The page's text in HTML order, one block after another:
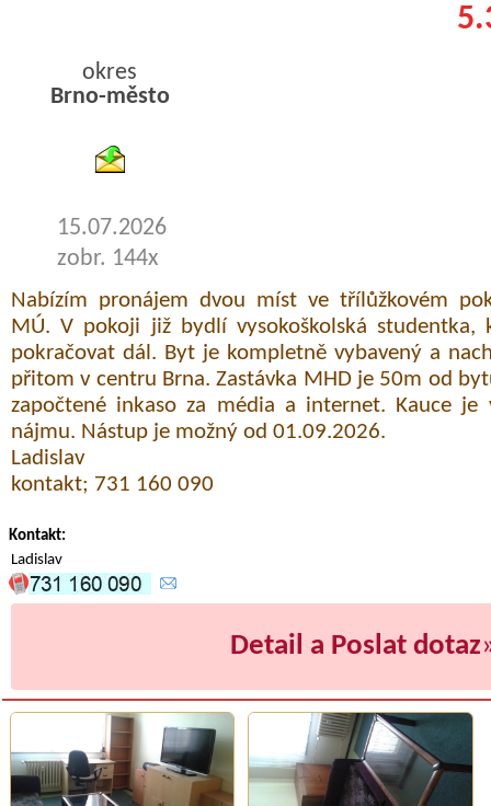
okres
Brno-město
15.07.2026
zobr. 144x
Nabízím pronájem dvou míst ve třílůžkovém
MÚ. V pokoji již bydlí vysokoškolská
pokračovat dál. Byt je kompletně vybavený a
přitom v centru Brna. Zastávka MHD je 50m od
započtené inkaso za média a internet. Kauce je
nájmu. Nástup je možný od 01.09.2026.
Ladislav
kontakt; 731 160 090
Kontakt:
Ladislav
Detail a Poslat dotaz